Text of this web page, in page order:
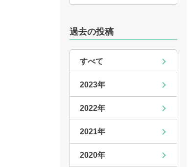
過去の投稿
すべて
2023年
2022年
2021年
2020年